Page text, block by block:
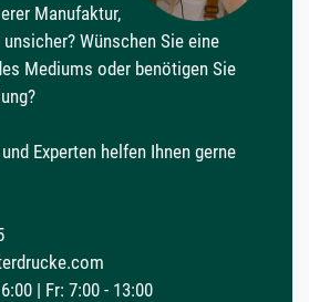
Manufaktur,
Wünschen Sie eine
Mediums oder benötigen Sie
Experten helfen Ihnen gerne
| Fr: 7:00 - 13:00